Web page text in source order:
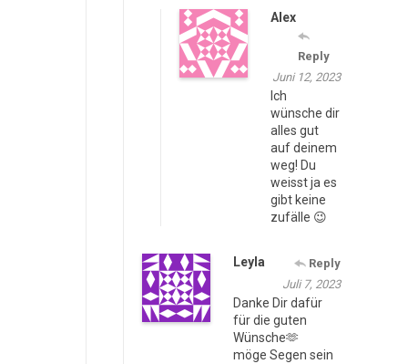
Alex
Reply
Juni 12, 2023
Ich
wünsche dir
alles gut
auf deinem
weg! Du
weisst ja es
gibt keine
zufälle 😉
Leyla
Reply
Juli 7, 2023
Danke Dir dafür
für die guten
Wünsche🫶
möge Segen sein